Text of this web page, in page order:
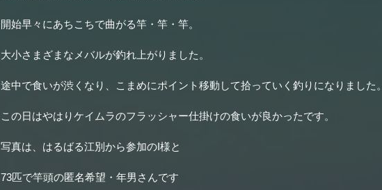
開始早々にあちこちで曲がる竿・竿・竿。
大小さまざまなメバルが釣れ上がりました。
途中で食いが渋くなり、こまめにポイント移動して拾っていく釣りになりました。
この日はやはりケイムラのフラッシャー仕掛けの食いが良かったです。
写真は、はるばる江別から参加のI様と
73匹で竿頭の匿名希望・年男さんです